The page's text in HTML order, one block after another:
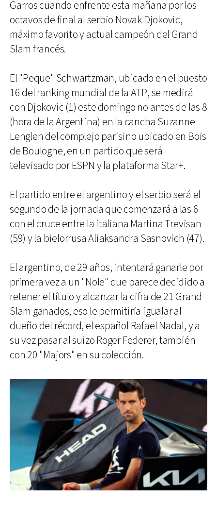
Garros cuando enfrente esta mañana por los
octavos de final al serbio Novak Djokovic,
máximo favorito y actual campeón del Grand
Slam francés.
El "Peque" Schwartzman, ubicado en el puesto
16 del ranking mundial de la ATP, se medirá
con Djokovic (1) este domingo no antes de las 8
(hora de la Argentina) en la cancha Suzanne
Lenglen del complejo parisino ubicado en Bois
de Boulogne, en un partido que será
televisado por ESPN y la plataforma Star+.
El partido entre el argentino y el serbio será el
segundo de la jornada que comenzará a las 6
con el cruce entre la italiana Martina Trevisan
(59) y la bielorrusa Aliaksandra Sasnovich (47).
El argentino, de 29 años, intentará ganarle por
primera vez a un "Nole" que parece decidido a
retener el título y alcanzar la cifra de 21 Grand
Slam ganados, eso le permitiría igualar al
dueño del récord, el español Rafael Nadal, y a
su vez pasar al suizo Roger Federer, también
con 20 "Majors" en su colección.